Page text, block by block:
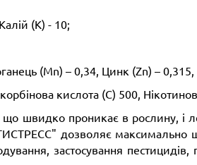
(K) - 10;
(Мn) – 0,34, Цинк (Zn) –
кислота (С) 500,
швидко проникає в рослину, і
дозволяє
застосування